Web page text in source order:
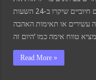
ההורוסקופ היומי. אנחנו רוצים שההורוסקופ יגיד לנו דברים חיוביים שיקרו ב-24 השעות
עשירים או תאימות האהבה
Read More »